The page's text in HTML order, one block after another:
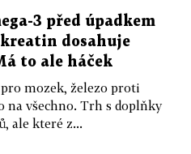
3 před úpadkem
dosahuje
to ale háček
mozek, železo proti
na všechno. Trh s doplňky
ale které z...